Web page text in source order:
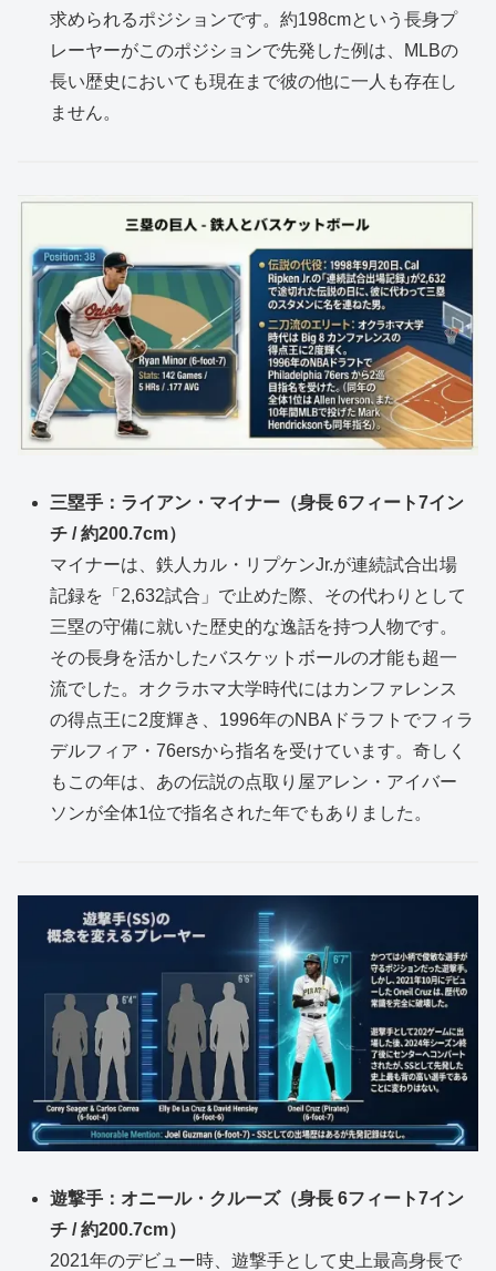
求められるポジションです。約198cmという長身プ
レーヤーがこのポジションで先発した例は、MLBの
長い歴史においても現在まで彼の他に一人も存在し
ません。
三塁手：ライアン・マイナー（身長 6フィート7イン
チ / 約200.7cm）
マイナーは、鉄人カル・リプケンJr.が連続試合出場
記録を「2,632試合」で止めた際、その代わりとして
三塁の守備に就いた歴史的な逸話を持つ人物です。
その長身を活かしたバスケットボールの才能も超一
流でした。オクラホマ大学時代にはカンファレンス
の得点王に2度輝き、1996年のNBAドラフトでフィラ
デルフィア・76ersから指名を受けています。奇しく
もこの年は、あの伝説の点取り屋アレン・アイバー
ソンが全体1位で指名された年でもありました。
遊撃手：オニール・クルーズ（身長 6フィート7イン
チ / 約200.7cm）
2021年のデビュー時、遊撃手として史上最高身長で